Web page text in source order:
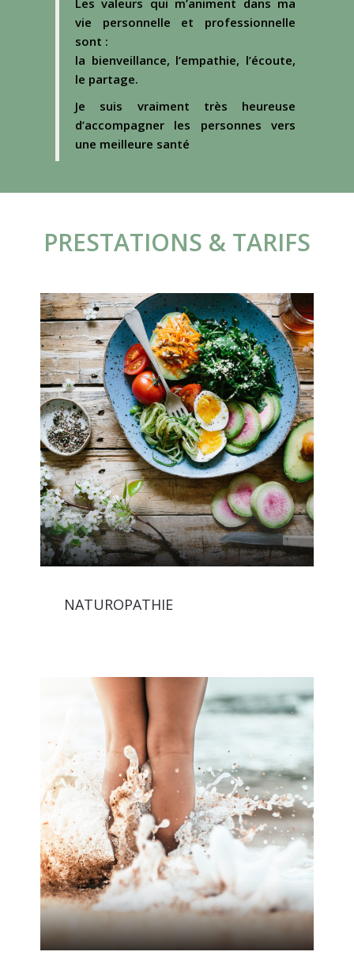
Les valeurs qui m’animent dans ma
vie personnelle et professionnelle
sont :
la bienveillance, l’empathie, l’écoute,
le partage.
Je suis vraiment très heureuse
d’accompagner les personnes vers
une meilleure santé
PRESTATIONS & TARIFS
NATUROPATHIE